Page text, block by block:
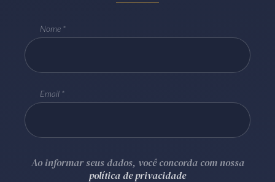
Nome
Email
Ao informar seus dados, você concorda com nossa
política de privacidade